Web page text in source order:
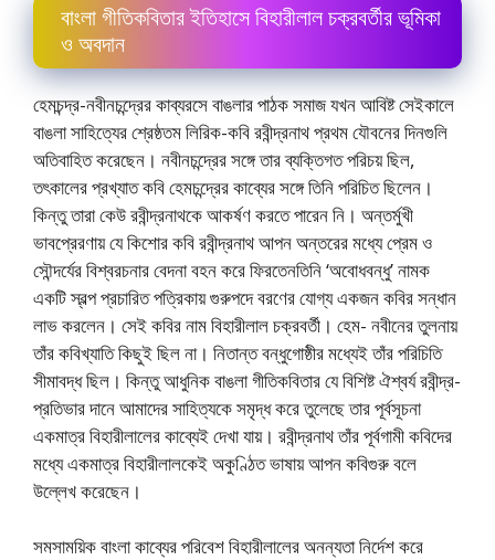
বাংলা গীতিকবিতার ইতিহাসে বিহারীলাল চক্রবর্তীর ভূমিকা
ও অবদান
হেমচন্দ্র-নবীনচন্দ্রের কাব্যরসে বাঙলার পাঠক সমাজ যখন আবিষ্ট সেইকালে
বাঙলা সাহিত্যের শ্রেষ্ঠতম লিরিক-কবি রবীন্দ্রনাথ প্রথম যৌবনের দিনগুলি
অতিবাহিত করেছেন। নবীনচন্দ্রের সঙ্গে তার ব্যক্তিগত পরিচয় ছিল,
তৎকালের প্রখ্যাত কবি হেমচন্দ্রের কাব্যের সঙ্গে তিনি পরিচিত ছিলেন।
কিন্তু তারা কেউ রবীন্দ্রনাথকে আকর্ষণ করতে পারেন নি। অন্তর্মুখী
ভাবপ্রেরণায় যে কিশাের কবি রবীন্দ্রনাথ আপন অন্তরের মধ্যে প্রেম ও
সৌন্দর্যের বিশ্বরচনার বেদনা বহন করে ফিরতেনতিনি ‘অবােধবন্ধু’ নামক
একটি স্বল্প প্রচারিত পত্রিকায় গুরুপদে বরণের যোগ্য একজন কবির সন্ধান
লাভ করলেন। সেই কবির নাম বিহারীলাল চক্রবর্তী। হেম- নবীনের তুলনায়
তাঁর কবিখ্যাতি কিছুই ছিল না। নিতান্ত বন্ধুগােষ্ঠীর মধ্যেই তাঁর পরিচিতি
সীমাবদ্ধ ছিল। কিন্তু আধুনিক বাঙলা গীতিকবিতার যে বিশিষ্ট ঐশ্বর্য রবীন্দ্র-
প্রতিভার দানে আমাদের সাহিত্যকে সমৃদ্ধ করে তুলেছে তার পূর্বসূচনা
একমাত্র বিহারীলালের কাব্যেই দেখা যায়। রবীন্দ্রনাথ তাঁর পূর্বগামী কবিদের
মধ্যে একমাত্র বিহারীলালকেই অকুণ্ঠিত ভাষায় আপন কবিগুরু বলে
উল্লেখ করেছেন।
সমসাময়িক বাংলা কাব্যের পরিবেশ বিহারীলালের অনন্যতা নির্দেশ করে